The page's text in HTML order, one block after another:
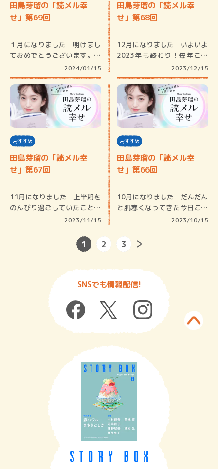
田島芽瑠の「読メル幸
せ」第69回
１月になりました 明けまし
ておめでとうございます。本
2024/01/15
田島芽瑠の「読メル幸
せ」第68回
12月になりました いよいよ
2023年も終わり！毎年この
2023/12/15
おすすめ
田島芽瑠の「読メル幸
せ」第67回
11月になりました 上半期を
のんびり過ごしていたことも
2023/11/15
おすすめ
田島芽瑠の「読メル幸
せ」第66回
10月になりました だんだん
と肌寒くなってきた今日この
2023/10/15
1 2 3
SNSでも情報配信!